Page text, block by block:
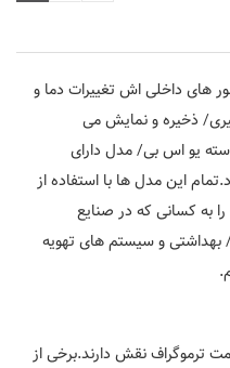
های داخلی اش تغییرات دما و
ذخیره و نمایش می
یو اس بی/ مدل دارای
این مدل ها با استفاده از
به کسانی که در صنایع
و سیستم های تهویه
ترموگراف نقش دارند.برخی از